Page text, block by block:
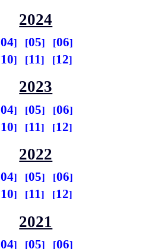
2024
04 05
06
10 11 12
2023
04 05
06
10 11 12
2022
04 05
06
10 11 12
2021
04 05 06